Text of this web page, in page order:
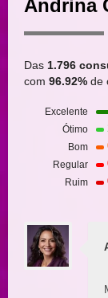
Andrina
Das 1.796
com 96.92% de
Excelente
Ótimo
Bom
Regular
Ruim